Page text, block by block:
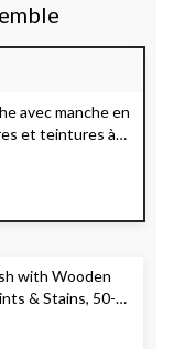
avec manche en
et teintures à
with Wooden
& Stains, 50-